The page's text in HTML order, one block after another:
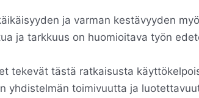
ja varman kestävyyden
ja tarkkuus on huomioitava työn
tekevät tästä ratkaisusta
yhdistelmän toimivuutta ja